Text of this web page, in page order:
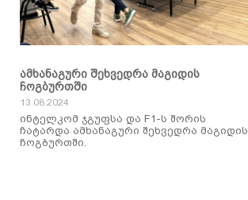
ამხანაგური შეხვედრა მაგიდის
ჩოგბურთში
13.08.2024
ინტელკომ ჯგუფსა და F1-ს შორის
ჩატარდა ამხანაგური შეხვედრა მაგიდის
ჩოგბურთში.